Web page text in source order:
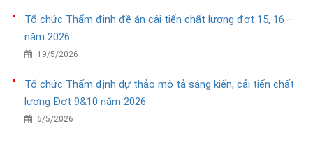
Tổ chức Thẩm định đề án cải tiến chất lượng đợt 15, 16 –
năm 2026
19/5/2026
Tổ chức Thẩm định dự thảo mô tả sáng kiến, cải tiến chất
lượng Đợt 9&10 năm 2026
6/5/2026